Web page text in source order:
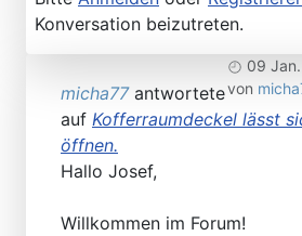
Konversation beizutreten.
09
von
micha77antwortete
auf Kofferraumdeckel lässt
öffnen.
Hallo Josef,
Willkommen im Forum!